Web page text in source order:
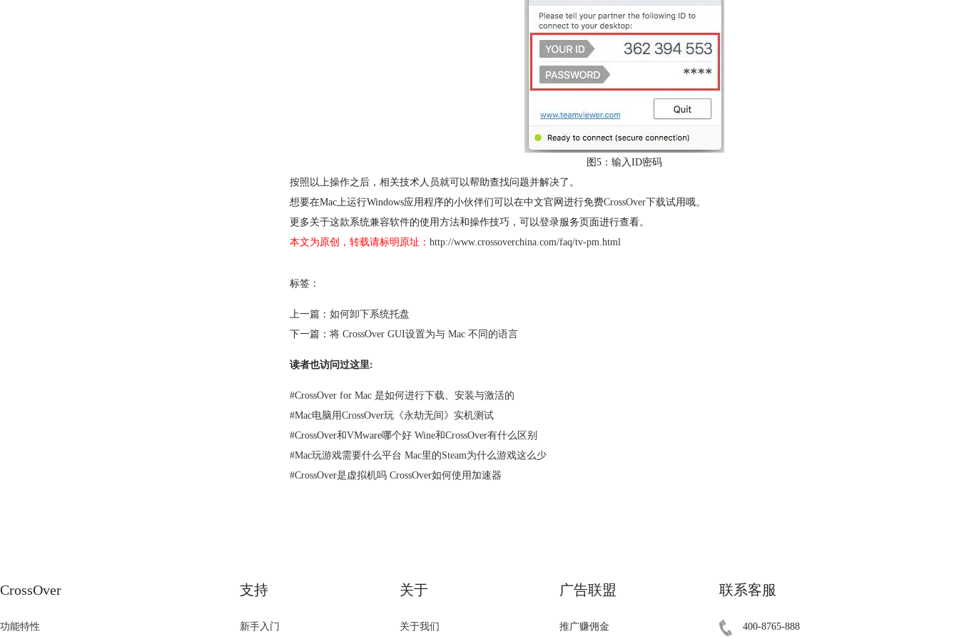
图5：输入ID密码
按照以上操作之后，相关技术人员就可以帮助查找问题并解决了。
想要在Mac上运行Windows应用程序的小伙伴们可以在中文官网进行免费CrossOver下载试用哦。
更多关于这款系统兼容软件的使用方法和操作技巧，可以登录服务页面进行查看。
本文为原创，转载请标明原址： http://www.crossoverchina.com/faq/tv-pm.html
标签：
上一篇： 如何卸下系统托盘
下一篇： 将 CrossOver GUI设置为与 Mac 不同的语言
读者也访问过这里:
#CrossOver for Mac 是如何进行下载、安装与激活的
#Mac电脑用CrossOver玩《永劫无间》实机测试
#CrossOver和VMware哪个好 Wine和CrossOver有什么区别
#Mac玩游戏需要什么平台 Mac里的Steam为什么游戏这么少
#CrossOver是虚拟机吗 CrossOver如何使用加速器
CrossOver
功能特性
支持
新手入门
关于
关于我们
广告联盟
推广赚佣金
联系客服
400-8765-888